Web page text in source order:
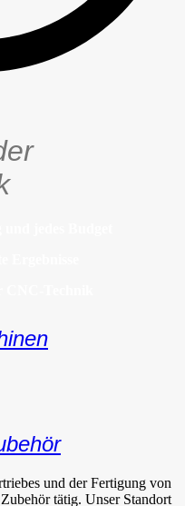
und der Fertigung von
tätig. Unser Standort